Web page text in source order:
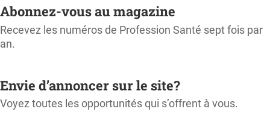
Abonnez-vous au magazine
Recevez les numéros de Profession Santé sept fois par
an.
Envie d’annoncer sur le site?
Voyez toutes les opportunités qui s’offrent à vous.